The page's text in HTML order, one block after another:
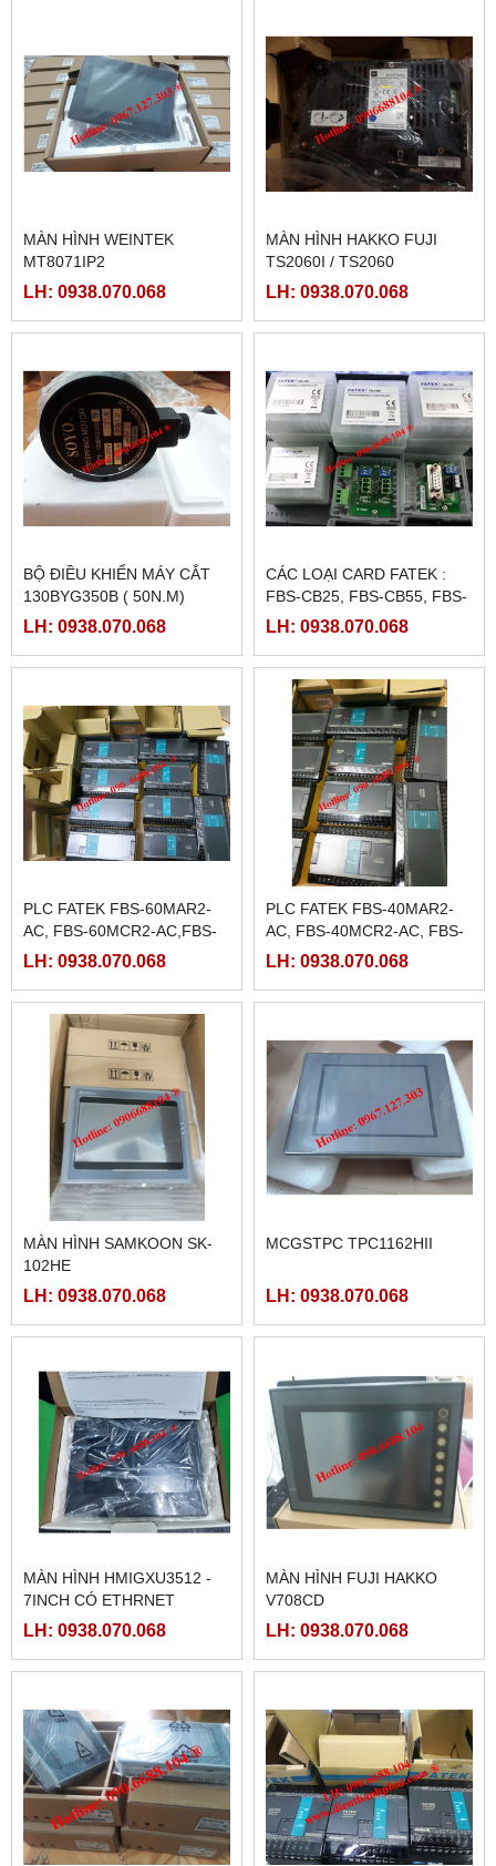
MÀN HÌNH WEINTEK
MT8071IP2
LH: 0938.070.068
MÀN HÌNH HAKKO FUJI
TS2060I / TS2060
LH: 0938.070.068
BỘ ĐIỀU KHIỂN MÁY CẮT
130BYG350B ( 50N.M)
LH: 0938.070.068
CÁC LOẠI CARD FATEK :
FBS-CB25, FBS-CB55, FBS-
CB2, FBS-CB5
LH: 0938.070.068
PLC FATEK FBS-60MAR2-
AC, FBS-60MCR2-AC,FBS-
60MAT2-AC, FBS-60MCT2-
LH: 0938.070.068
PLC FATEK FBS-40MAR2-
AC, FBS-40MCR2-AC, FBS-
40MCRT-AC, FBS-40MART-
LH: 0938.070.068
MÀN HÌNH SAMKOON SK-
102HE
LH: 0938.070.068
MCGSTPC TPC1162HII
LH: 0938.070.068
MÀN HÌNH HMIGXU3512 -
7INCH CÓ ETHRNET
LH: 0938.070.068
MÀN HÌNH FUJI HAKKO
V708CD
LH: 0938.070.068